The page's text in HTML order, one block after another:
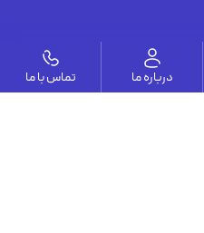
درباره ما تماس با ما